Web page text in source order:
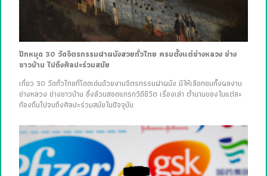
ปักหมุด 30 วัดจิตรกรรมฝาผนังสวยทั่วไทย ครบตั้งแต่ช่างหลวง ช่าง
ชาวบ้าน ไปถึงศิลปะร่วมสมัย
เที่ยว 30 วัดทั่วไทยที่โดดเด่นด้วยงานจิตรกรรมฝาผนัง มีให้เลือกชมทั้งผลงาน
ช่างหลวง ช่างชาวบ้าน ซึ่งล้วนสอดแทรกวิถีชีวิต เรื่องเล่า ตำนานของในแต่ละ
ท้องถิ่นไปจนถึงศิลปะร่วมสมัยในปัจจุบัน